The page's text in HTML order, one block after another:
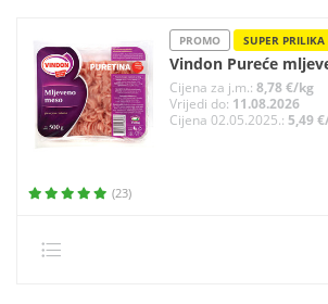
PROMO SUPER PRILIKA
Vindon Pureće
Cijena za j.m.: 8,78 €/kg
Vrijedi do: 11.08.2026
Cijena 02.05.2025.: 5,49
(23)